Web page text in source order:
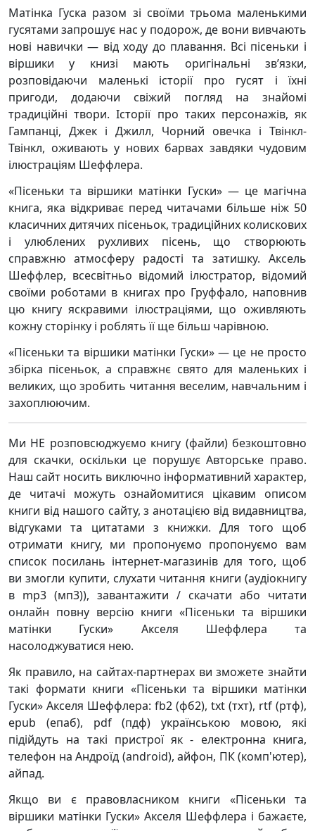
Матінка Гуска разом зі своїми трьома маленькими
гусятами запрошує нас у подорож, де вони вивчають
нові навички — від ходу до плавання. Всі пісеньки і
віршики у книзі мають оригінальні зв’язки,
розповідаючи маленькі історії про гусят і їхні
пригоди, додаючи свіжий погляд на знайомі
традиційні твори. Історії про таких персонажів, як
Гампанці, Джек і Джилл, Чорний овечка і Твінкл-
Твінкл, оживають у нових барвах завдяки чудовим
ілюстраціям Шеффлера.
«Пісеньки та віршики матінки Гуски» — це магічна
книга, яка відкриває перед читачами більше ніж 50
класичних дитячих пісеньок, традиційних колискових
і улюблених рухливих пісень, що створюють
справжню атмосферу радості та затишку. Аксель
Шеффлер, всесвітньо відомий ілюстратор, відомий
своїми роботами в книгах про Груффало, наповнив
цю книгу яскравими ілюстраціями, що оживляють
кожну сторінку і роблять її ще більш чарівною.
«Пісеньки та віршики матінки Гуски» — це не просто
збірка пісеньок, а справжнє свято для маленьких і
великих, що зробить читання веселим, навчальним і
захоплюючим.
Ми НЕ розповсюджуємо книгу (файли) безкоштовно
для скачки, оскільки це порушує Авторське право.
Наш сайт носить виключно інформативний характер,
де читачі можуть ознайомитися цікавим описом
книги від нашого сайту, з анотацією від видавництва,
відгуками та цитатами з книжки. Для того щоб
отримати книгу, ми пропонуємо пропонуємо вам
список посилань інтернет-магазинів для того, щоб
ви змогли купити, слухати читання книги (аудіокнигу
в mp3 (мп3)), завантажити / скачати або читати
онлайн повну версію книги «Пісеньки та віршики
матінки Гуски» Акселя Шеффлера та
насолоджуватися нею.
Як правило, на сайтах-партнерах ви зможете знайти
такі формати книги «Пісеньки та віршики матінки
Гуски» Акселя Шеффлера: fb2 (фб2), txt (тхт), rtf (ртф),
epub (епаб), pdf (пдф) українською мовою, які
підійдуть на такі пристрої як - електронна книга,
телефон на Андроїд (android), айфон, ПК (комп'ютер),
айпад.
Якщо ви є правовласником книги «Пісеньки та
віршики матінки Гуски» Акселя Шеффлера і бажаєте,